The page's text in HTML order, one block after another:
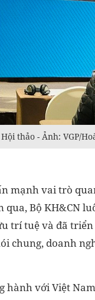
thảo - Ảnh: VGP/
mạnh vai trò
Bộ KH&CN
trí tuệ và đã
chung, doanh
hành với Việt